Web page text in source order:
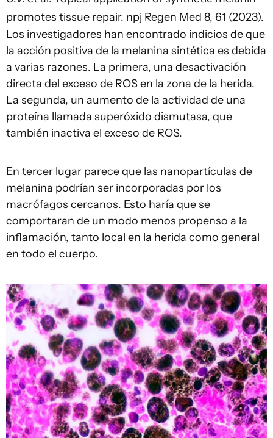
promotes tissue repair. npj Regen Med 8, 61 (2023).
Los investigadores han encontrado indicios de que
la acción positiva de la melanina sintética es debida
a varias razones. La primera, una desactivación
directa del exceso de ROS en la zona de la herida.
La segunda, un aumento de la actividad de una
proteína llamada superóxido dismutasa, que
también inactiva el exceso de ROS.
En tercer lugar parece que las nanopartículas de
melanina podrían ser incorporadas por los
macrófagos cercanos. Esto haría que se
comportaran de un modo menos propenso a la
inflamación, tanto local en la herida como general
en todo el cuerpo.